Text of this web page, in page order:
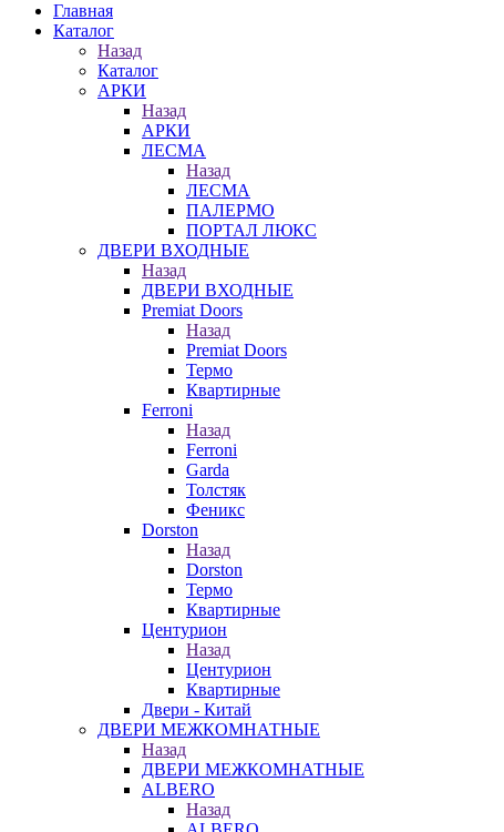
Главная
Каталог
Назад
Каталог
АРКИ
Назад
АРКИ
ЛЕСМА
Назад
ЛЕСМА
ПАЛЕРМО
ПОРТАЛ ЛЮКС
ДВЕРИ ВХОДНЫЕ
Назад
ДВЕРИ ВХОДНЫЕ
Premiat Doors
Назад
Premiat Doors
Термо
Квартирные
Ferroni
Назад
Ferroni
Garda
Толстяк
Феникс
Dorston
Назад
Dorston
Термо
Квартирные
Центурион
Назад
Центурион
Квартирные
Двери - Китай
ДВЕРИ МЕЖКОМНАТНЫЕ
Назад
ДВЕРИ МЕЖКОМНАТНЫЕ
ALBERO
Назад